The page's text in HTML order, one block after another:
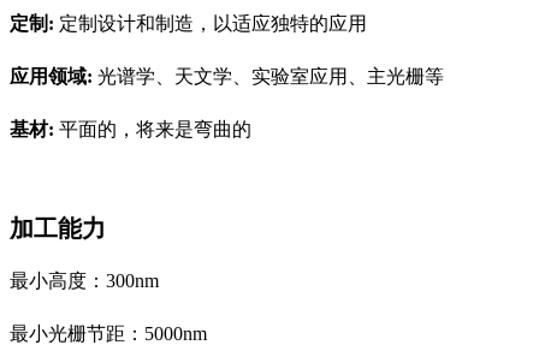
定制: 定制设计和制造，以适应独特的应用
应用领域: 光谱学、天文学、实验室应用、主光栅等
基材: 平面的，将来是弯曲的
加工能力
最小高度：300nm
最小光栅节距：5000nm